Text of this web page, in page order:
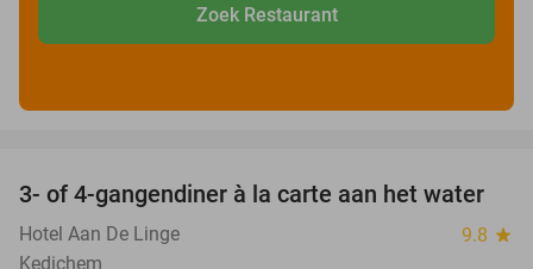
Zoek Restaurant
39%
3- of 4-gangendiner à la carte aan het water
Hotel Aan De Linge 9.8 star
Kedichem